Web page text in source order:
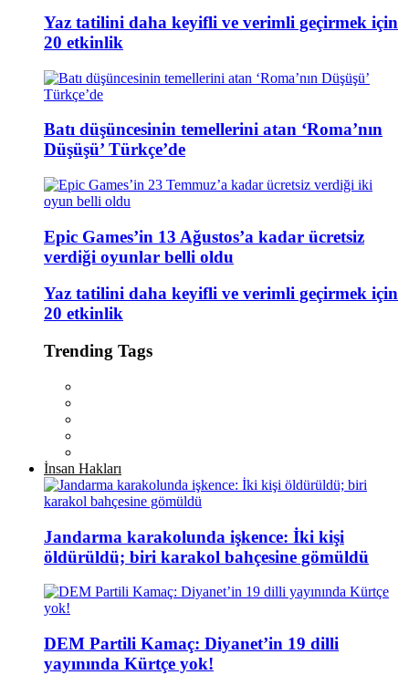
Yaz tatilini daha keyifli ve verimli geçirmek için
20 etkinlik
Batı düşüncesinin temellerini atan ‘Roma’nın
Düşüşü’ Türkçe’de
Epic Games’in 13 Ağustos’a kadar ücretsiz
verdiği oyunlar belli oldu
Yaz tatilini daha keyifli ve verimli geçirmek için
20 etkinlik
Trending Tags
İnsan Hakları
Jandarma karakolunda işkence: İki kişi
öldürüldü; biri karakol bahçesine gömüldü
DEM Partili Kamaç: Diyanet’in 19 dilli
yayınında Kürtçe yok!